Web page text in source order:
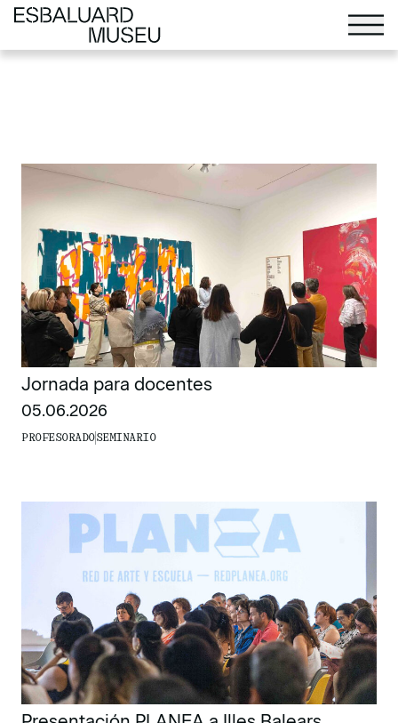
Jornada para docentes
05.06.2026
PROFESORADOSEMINARIO